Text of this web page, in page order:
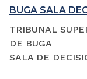
BUGA SALA
TRIBUNAL
DE BUGA
SALA DE